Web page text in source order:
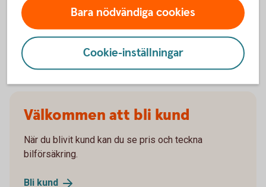
Täcker försäkringen viltolyckor?
Välkommen att bli kund
När du blivit kund kan du se pris och teckna
bilförsäkring.
Bli kund
Bara nödvändiga cookies
Cookie-inställningar